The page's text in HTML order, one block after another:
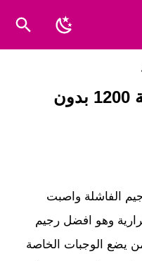
رجيم السعرات الحرارية 1200 بدون
الفاشلة واصبت
وهو افضل رجيم
يضع الوجبات الخاصة